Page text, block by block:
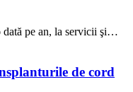
dată pe an, la servicii şi…
de cord